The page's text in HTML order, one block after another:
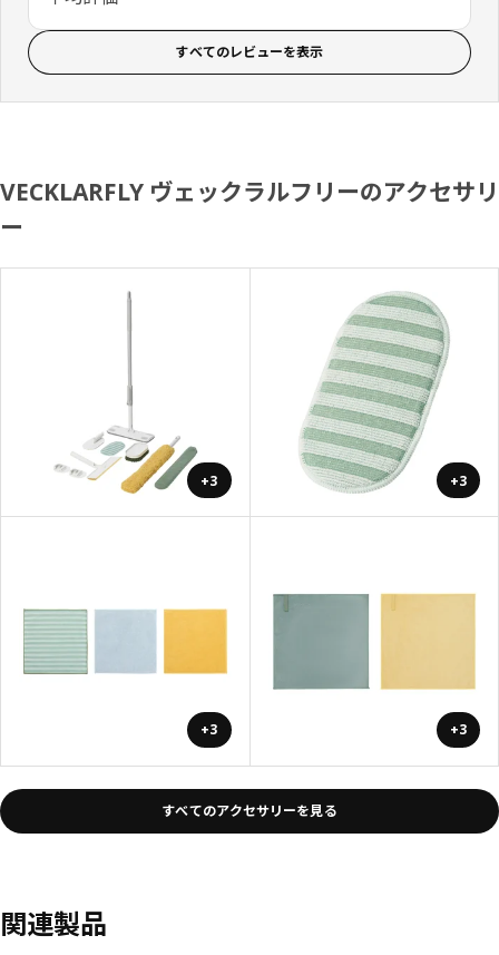
すべてのレビューを表示
VECKLARFLY ヴェックラルフリーのアクセサリ
ー
+3 +3
+3 +3
すべてのアクセサリーを見る
関連製品